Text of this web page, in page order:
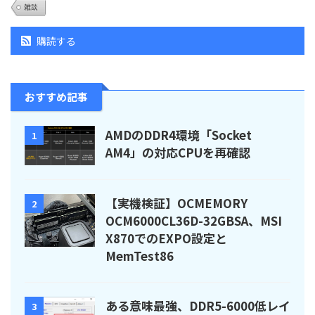
雑談
購読する
おすすめ記事
1
AMDのDDR4環境「Socket
AM4」の対応CPUを再確認
2
【実機検証】OCMEMORY
OCM6000CL36D-32GBSA、MSI
X870でのEXPO設定と
MemTest86
3
ある意味最強、DDR5-6000低レイ